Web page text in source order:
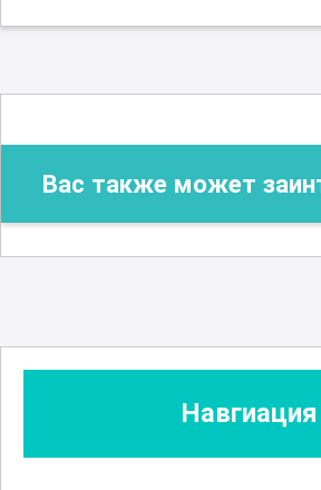
Вас также может
Навгиация